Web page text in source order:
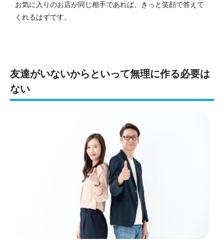
お気に入りのお店が同じ相手であれば、きっと笑顔で答えて
くれるはずです。
友達がいないからといって無理に作る必要は
ない